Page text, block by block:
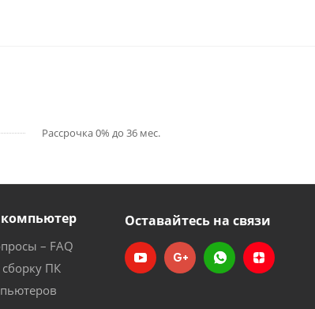
Рассрочка 0% до 36 мес.
– FAQ
сборку ПК
Оставайтесь на связи